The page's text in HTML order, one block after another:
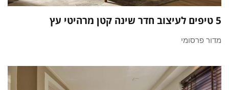
5 טיפים לעיצוב חדר שינה קטן מרהיטי עץ
מדור פרסומי